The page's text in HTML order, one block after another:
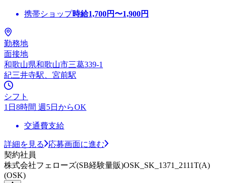
携帯ショップ時給1,700円〜1,900円
勤務地
面接地
和歌山県和歌山市三葛339-1
紀三井寺駅、宮前駅
シフト
1日8時間 週5日からOK
交通費支給
詳細を見る
応募画面に進む
契約社員
株式会社フェローズ(SB経験量販)OSK_SK_1371_2111T(A)
(OSK)